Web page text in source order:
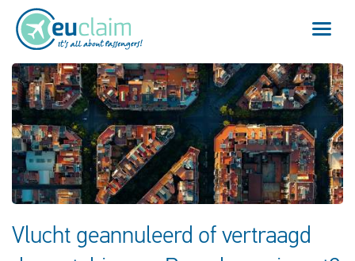
Vlucht vertraagd
Vlucht geannuleerd
Onze service
Vlucht geannuleerd of vertraagd